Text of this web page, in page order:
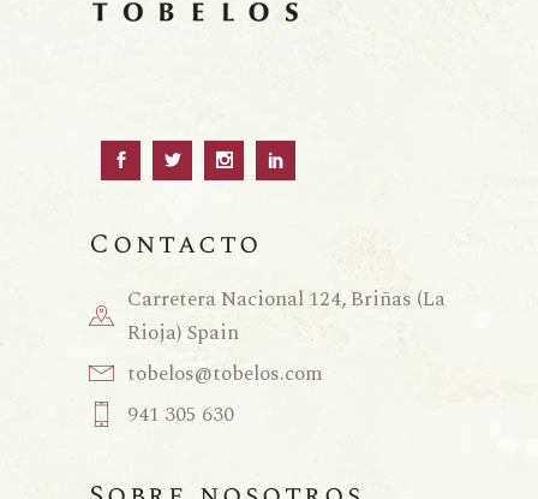
Contacto
Carretera Nacional 124, Briñas (La
Rioja) Spain
tobelos@tobelos.com
941 305 630